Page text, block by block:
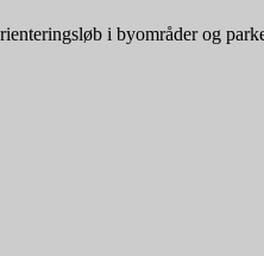
i byområder og